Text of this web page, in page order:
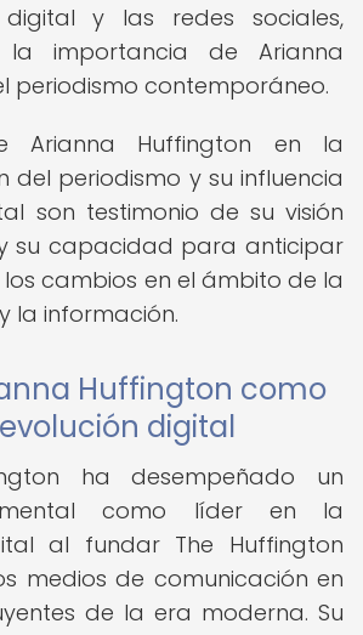
y las redes sociales,
la importancia de Arianna
periodismo contemporáneo.
Arianna Huffington en la
del periodismo y su influencia
son testimonio de su visión
su capacidad para anticipar
cambios en el ámbito de la
la información.
Huffington como
digital
ha desempeñado un
como líder en la
al fundar The Huffington
medios de comunicación en
de la era moderna. Su